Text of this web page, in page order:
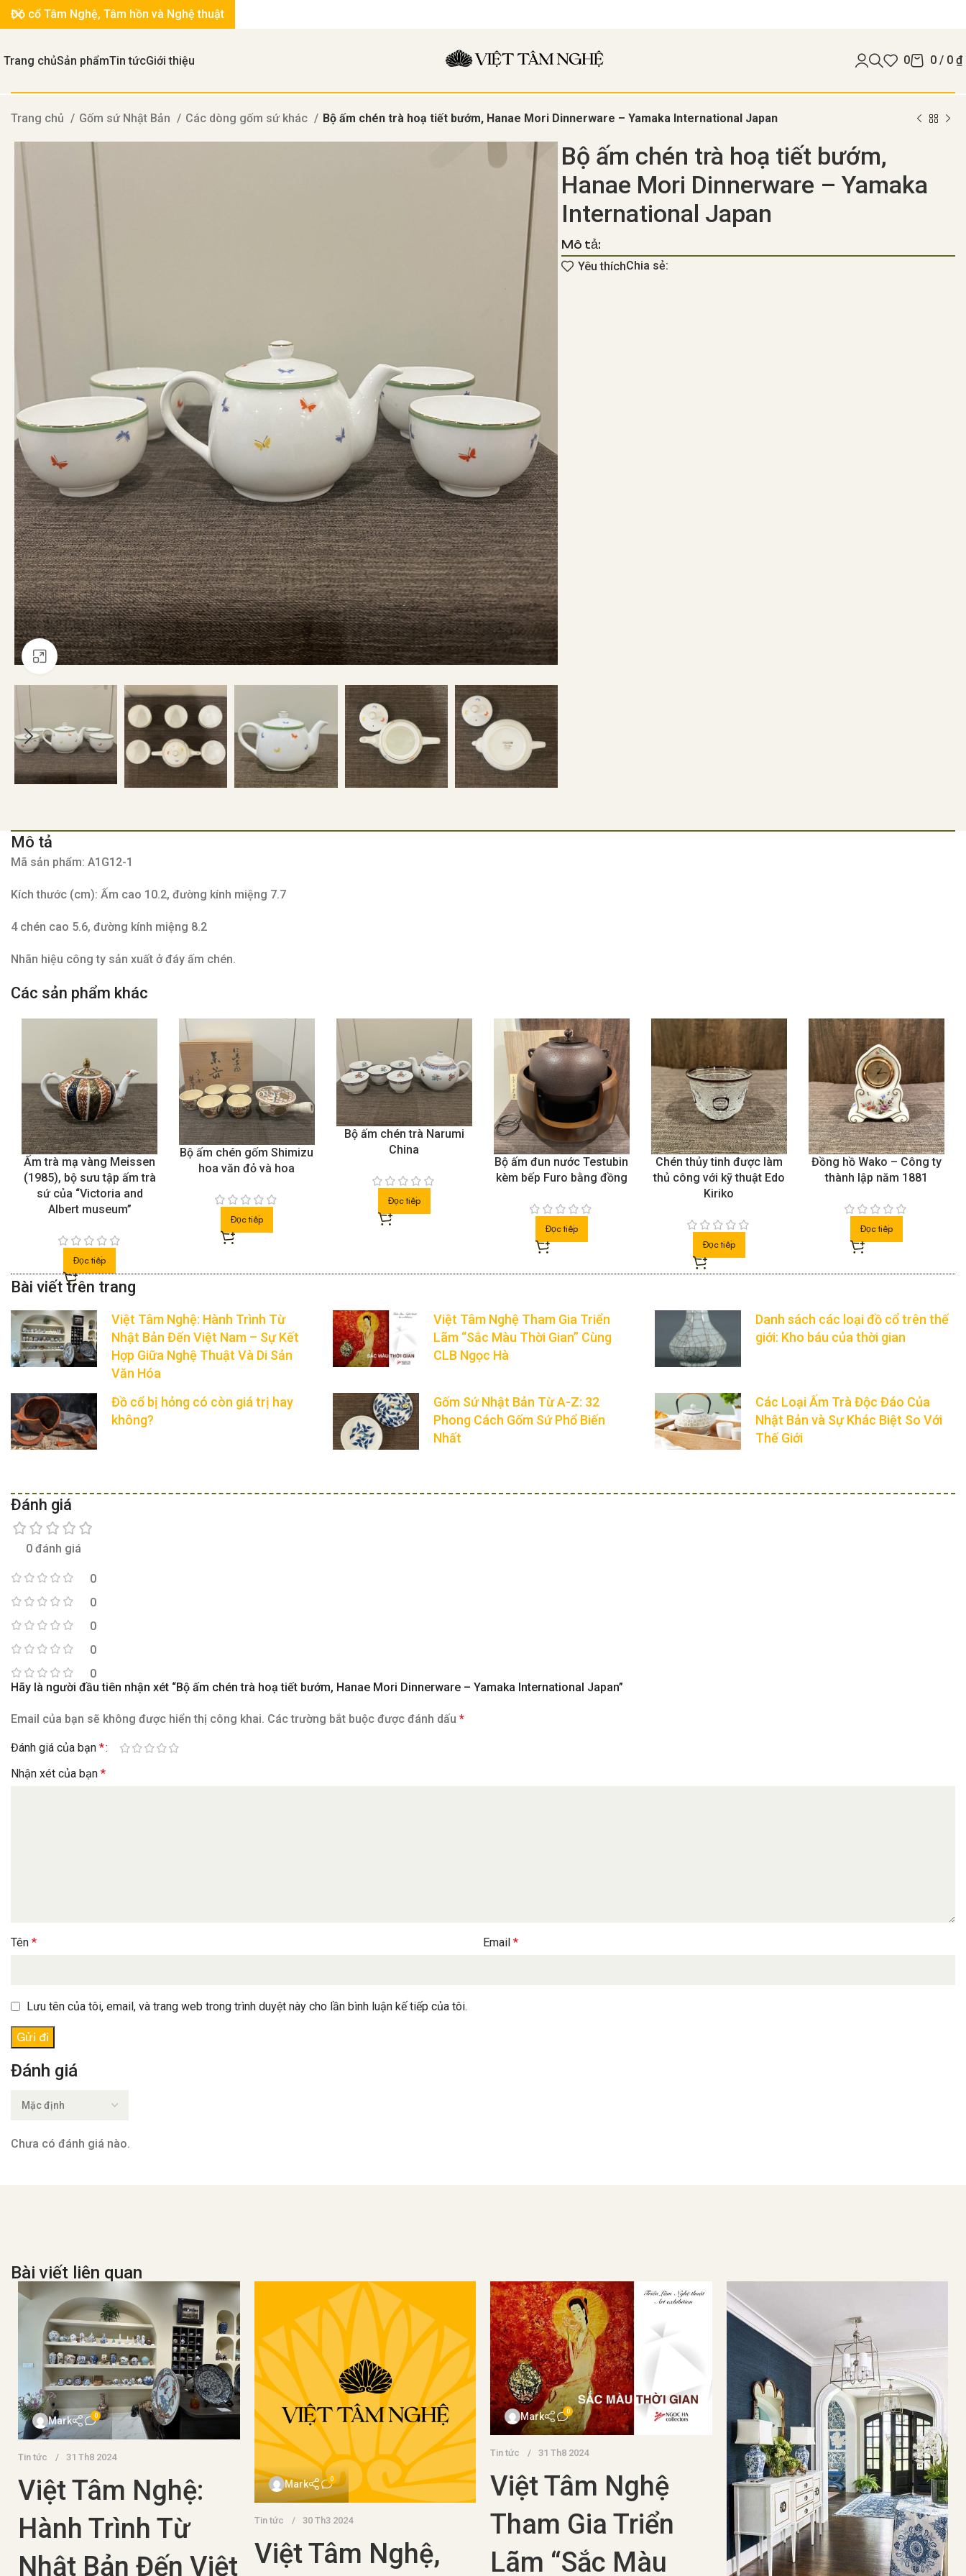
Trang chủSản phẩmTin tứcGiới thiệu 0 0 / 0 ₫
Trang chủ Gốm sứ Nhật Bản Các dòng gốm sứ khác Bộ ấm chén trà hoạ tiết bướm, Hanae Mori Dinnerware – Yamaka International Japan
Click to enlarge
Bộ ấm chén trà hoạ tiết bướm,
Hanae Mori Dinnerware – Yamaka
International Japan
Mô tả:
Yêu thíchChia sẻ:
Mô tả
Mã sản phẩm: A1G12-1
Kích thước (cm): Ấm cao 10.2, đường kính miệng 7.7
4 chén cao 5.6, đường kính miệng 8.2
Nhãn hiệu công ty sản xuất ở đáy ấm chén.
Các sản phẩm khác
Bộ ấm chén gốm Shimizu
hoa văn đỏ và hoa
Bộ ấm chén trà Narumi
China
Đọc tiếp
kèm bếp Furo bằng đồng
Đọc tiếp
Chén thủy tinh được làm
thủ công với kỹ thuật Edo
Đọc tiếp
Đồng hồ Wako – Công ty
thành lập năm 1881
Đọc tiếp
Gốm Sanyo hoạ tiết chim
và hoa, lò gốm Ryuho
Đọc tiếp
Nhật Bản Đến Việt Nam – Sự Kết
Hợp Giữa Nghệ Thuật Và Di Sản
Văn Hóa
Lãm “Sắc Màu Thời Gian” Cùng
CLB Ngọc Hà
giới: Kho báu của thời gian
không?
Phong Cách Gốm Sứ Phổ Biến
Nhất
Nhật Bản và Sự Khác Biệt So Với
Thế Giới
Đánh giá
0 đánh giá
0
0
0
0
Đánh giá
Hãy là người đầu tiên nhận xét “Bộ ấm chén trà hoạ tiết bướm, Hanae Mori Dinnerware – Yamaka International Japan”
Nhận xét của bạn
Mark 0
Văn hóa & Lịch sử 07 Th2 2024
Thời kỳ Heian của
Nhật Bản
Với hơn 2.000 năm lịch sử, Nhật Bản là
một quốc gia độc lập với nền văn hóa
m1med 0
Đồ cổ 16 Th1 2024
Phát Hiện Xác
Tàu La Mã Cổ
Trên Biển Địa
Trung Hải: Bí ẩn
m1med
Đồ cổ 16 Th1 2024
Phát Hiện Bát Đĩa
Cổ 600 Năm ở
Quảng Ngãi:
Chính Quyền Xác
Gia Huy
Gốm Sứ Nhật Bản,Nghệ Nhân Nhật Bản
07 Th8 2024
Những lò gốm nổi
Đồ cổ Tâm Nghệ, Tâm hồn và Nghệ thuật